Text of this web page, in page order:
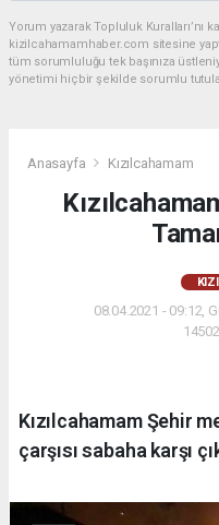
Yorum yazarak Topluluk Kuralları’nı
kizilcahamamhaber.com sitesine
tüm sorumluluğu tek başınıza
yönetimi hiçbir şekilde sorumlu
Anasayfa Kızılcahamam
08.04.2021 - 09:12,
Kızılcahamam Şehir
çarşısı sabaha karşı